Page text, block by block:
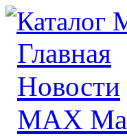
Главная
Новости
MAX